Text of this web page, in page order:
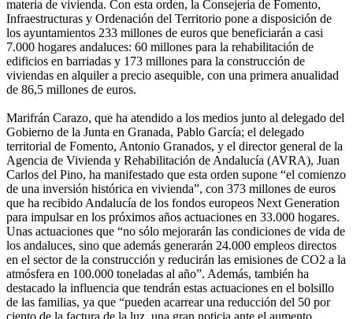
materia de vivienda. Con esta orden, la Consejería de Fomento,
Infraestructuras y Ordenación del Territorio pone a disposición de
los ayuntamientos 233 millones de euros que beneficiarán a casi
7.000 hogares andaluces: 60 millones para la rehabilitación de
edificios en barriadas y 173 millones para la construcción de
viviendas en alquiler a precio asequible, con una primera anualidad
de 86,5 millones de euros.
Marifrán Carazo, que ha atendido a los medios junto al delegado del
Gobierno de la Junta en Granada, Pablo García; el delegado
territorial de Fomento, Antonio Granados, y el director general de la
Agencia de Vivienda y Rehabilitación de Andalucía (AVRA), Juan
Carlos del Pino, ha manifestado que esta orden supone “el comienzo
de una inversión histórica en vivienda”, con 373 millones de euros
que ha recibido Andalucía de los fondos europeos Next Generation
para impulsar en los próximos años actuaciones en 33.000 hogares.
Unas actuaciones que “no sólo mejorarán las condiciones de vida de
los andaluces, sino que además generarán 24.000 empleos directos
en el sector de la construcción y reducirán las emisiones de CO2 a la
atmósfera en 100.000 toneladas al año”. Además, también ha
destacado la influencia que tendrán estas actuaciones en el bolsillo
de las familias, ya que “pueden acarrear una reducción del 50 por